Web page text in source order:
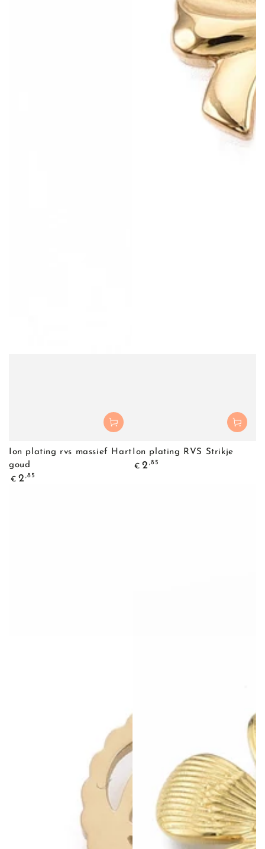
Ion plating rvs massief Hart
goud
Normale
€ 2 ,85
Ion plating RVS Strikje
Normale
€ 2 ,85